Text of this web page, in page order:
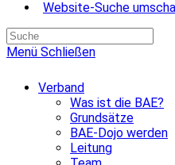
Website-Suche
Menü Schließen
Verband
Was ist die BAE?
Grundsätze
BAE-Dojo werden
Leitung